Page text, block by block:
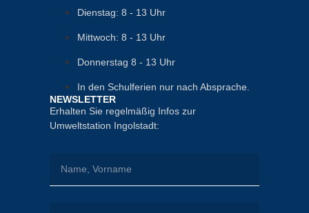
Dienstag: 8 - 13 Uhr
Mittwoch: 8 - 13 Uhr
Donnerstag 8 - 13 Uhr
In den Schulferien nur nach Absprache.
NEWSLETTER
Erhalten Sie regelmäßig Infos zur
Umweltstation Ingolstadt: